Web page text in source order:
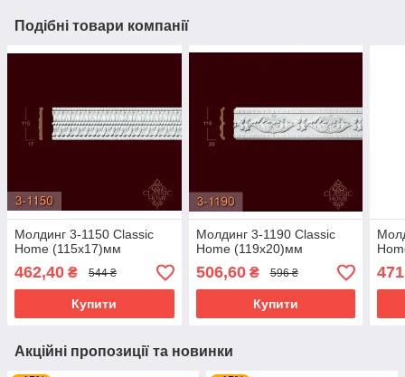
Подібні товари компанії
Молдинг 3-1150 Classic
Home (115x17)мм
462,40 ₴ 544 ₴
Купити
Молдинг 3-1190 Classic
Home (119x20)мм
506,60₴ 596 ₴
Купити
Акційні пропозиції та новинки